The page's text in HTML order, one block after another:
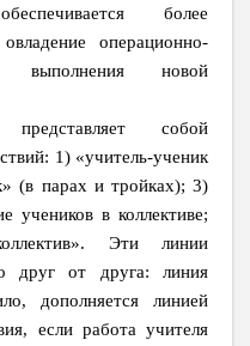
более
операционно-
выполнения новой
представляет собой
1) «учитель-ученик
(в парах и тройках); 3)
учеников в коллективе;
Эти линии
друг от друга: линия
дополняется линией
если работа учителя